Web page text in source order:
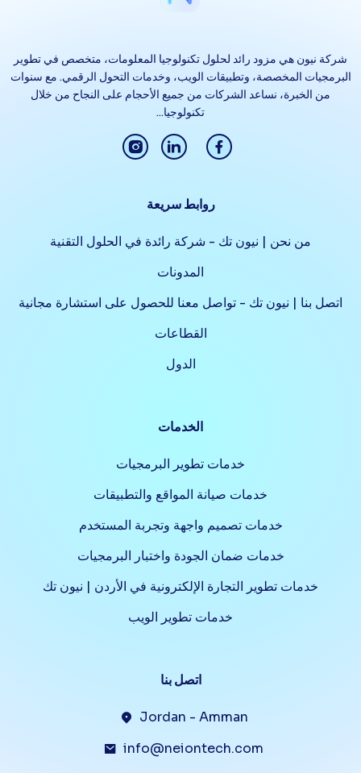
شركة نيون هي مزود رائد لحلول تكنولوجيا المعلومات، متخصص في تطوير
البرمجيات المخصصة، وتطبيقات الويب، وخدمات التحول الرقمي. مع سنوات
من الخبرة، نساعد الشركات من جميع الأحجام على النجاح من خلال
تكنولوجيا...
Facebook
LinkedIn
Instagram
روابط سريعة
من نحن | نيون تك - شركة رائدة في الحلول التقنية
المدونات
اتصل بنا | نيون تك - تواصل معنا للحصول على استشارة مجانية
القطاعات
الدول
الخدمات
خدمات تطوير البرمجيات
خدمات صيانة المواقع والتطبيقات
خدمات تصميم واجهة وتجربة المستخدم
خدمات ضمان الجودة واختبار البرمجيات
خدمات تطوير التجارة الإلكترونية في الأردن | نيون تك
خدمات تطوير الويب
اتصل بنا
Jordan - Amman
info@neiontech.com